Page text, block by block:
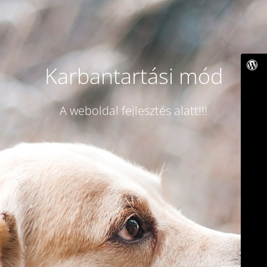
Karbantartási mód
A weboldal fejlesztés alatt!!!